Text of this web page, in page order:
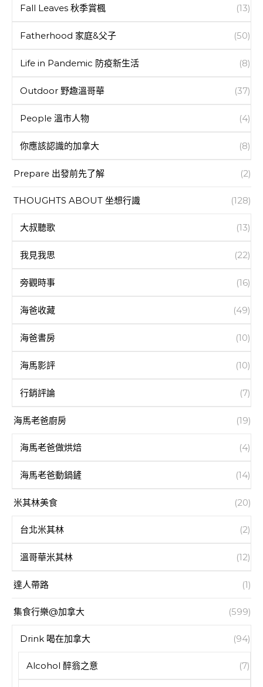
Fall Leaves 秋季賞楓 (13)
Fatherhood 家庭&父子 (50)
Life in Pandemic 防疫新生活 (8)
Outdoor 野趣溫哥華 (37)
People 溫市人物 (4)
你應該認識的加拿大 (8)
Prepare 出發前先了解 (2)
THOUGHTS ABOUT 坐想行識 (128)
大叔聽歌 (13)
我見我思 (22)
旁觀時事 (16)
海爸收藏 (49)
海爸書房 (10)
海馬影評 (10)
行銷評論 (7)
海馬老爸廚房 (19)
海馬老爸做烘焙 (4)
海馬老爸動鍋鏟 (14)
米其林美食 (20)
台北米其林 (2)
溫哥華米其林 (12)
達人帶路 (1)
集食行樂@加拿大 (599)
Drink 喝在加拿大 (94)
Alcohol 醉翁之意 (7)